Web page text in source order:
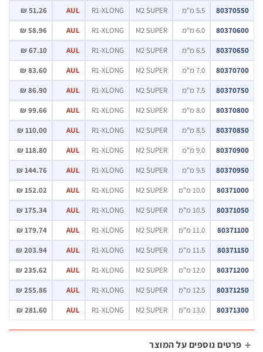
5.5 מ"מ M2 SUPER
R1-XLONG
AUL
51.26 ₪
6.0 מ"מ M2 SUPER
R1-XLONG
AUL
58.96 ₪
6.5 מ"מ M2 SUPER
R1-XLONG
AUL
67.10 ₪
7.0 מ"מ M2 SUPER
R1-XLONG
AUL
83.60 ₪
7.5 מ"מ M2 SUPER
R1-XLONG
AUL
86.90 ₪
8.0 מ"מ M2 SUPER
R1-XLONG
AUL
99.66 ₪
8.5 מ"מ M2 SUPER
R1-XLONG
AUL
110.00 ₪
9.0 מ"מ M2 SUPER
R1-XLONG
AUL
118.80 ₪
9.5 מ"מ M2 SUPER
R1-XLONG
AUL
144.76 ₪
10.0 מ"מ M2 SUPER
R1-XLONG
AUL
152.02 ₪
10.5 מ"מ M2 SUPER
R1-XLONG
AUL
175.34 ₪
11.0 מ"מ M2 SUPER
R1-XLONG
AUL
179.74 ₪
11.5 מ"מ M2 SUPER
R1-XLONG
AUL
203.94 ₪
12.0 מ"מ M2 SUPER
R1-XLONG
AUL
235.62 ₪
12.5 מ"מ M2 SUPER
R1-XLONG
AUL
255.86 ₪
13.0 מ"מ M2 SUPER
R1-XLONG
AUL
281.60 ₪
נוספים על המוצר